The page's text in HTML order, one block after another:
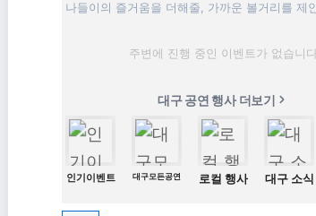
나들이의 즐거움을 더해줄, 가까운 볼거리를 제
주변에 진행 중인 이벤트가 없습니
대구 공연 행사 더보기
인기이벤트 대구모든공연 로컬 행사 대구 소식